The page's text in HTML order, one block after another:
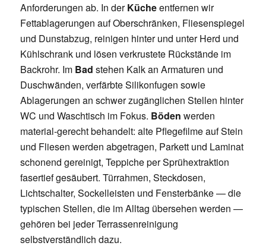
Anforderungen ab. In derKücheentfernen wir
Fettablagerungen auf Oberschränken, Fliesenspiegel
und Dunstabzug, reinigen hinter und unter Herd und
Kühlschrank und lösen verkrustete Rückstände im
Backrohr. Im Bad stehen Kalk an Armaturen und
Duschwänden, verfärbte Silikonfugen sowie
Ablagerungen an schwer zugänglichen Stellen hinter
WC und Waschtisch im Fokus. Böden werden
material-gerecht behandelt: alte Pflegefilme auf Stein
und Fliesen werden abgetragen, Parkett und Laminat
schonend gereinigt, Teppiche per Sprühextraktion
fasertief gesäubert. Türrahmen, Steckdosen,
Lichtschalter, Sockelleisten und Fensterbänke — die
typischen Stellen, die im Alltag übersehen werden —
gehören bei jeder Terrassenreinigung
selbstverständlich dazu.